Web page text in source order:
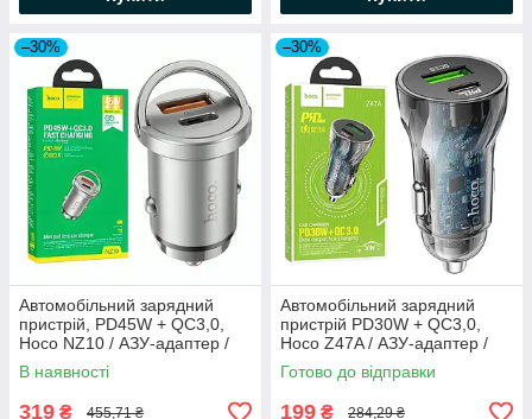
–30%
Автомобільний зарядний
пристрій, PD45W + QC3,0,
Hoco NZ10 / АЗУ-адаптер /
Зарядка від прикурювача
В наявності
319 ₴ 455,71 ₴
–30%
Автомобільний зарядний
пристрій PD30W + QC3,0,
Hoco Z47A / АЗУ-адаптер /
Зарядка в машину / Зарядка
в прикурювач
Готово до відправки
199 ₴ 284,29 ₴